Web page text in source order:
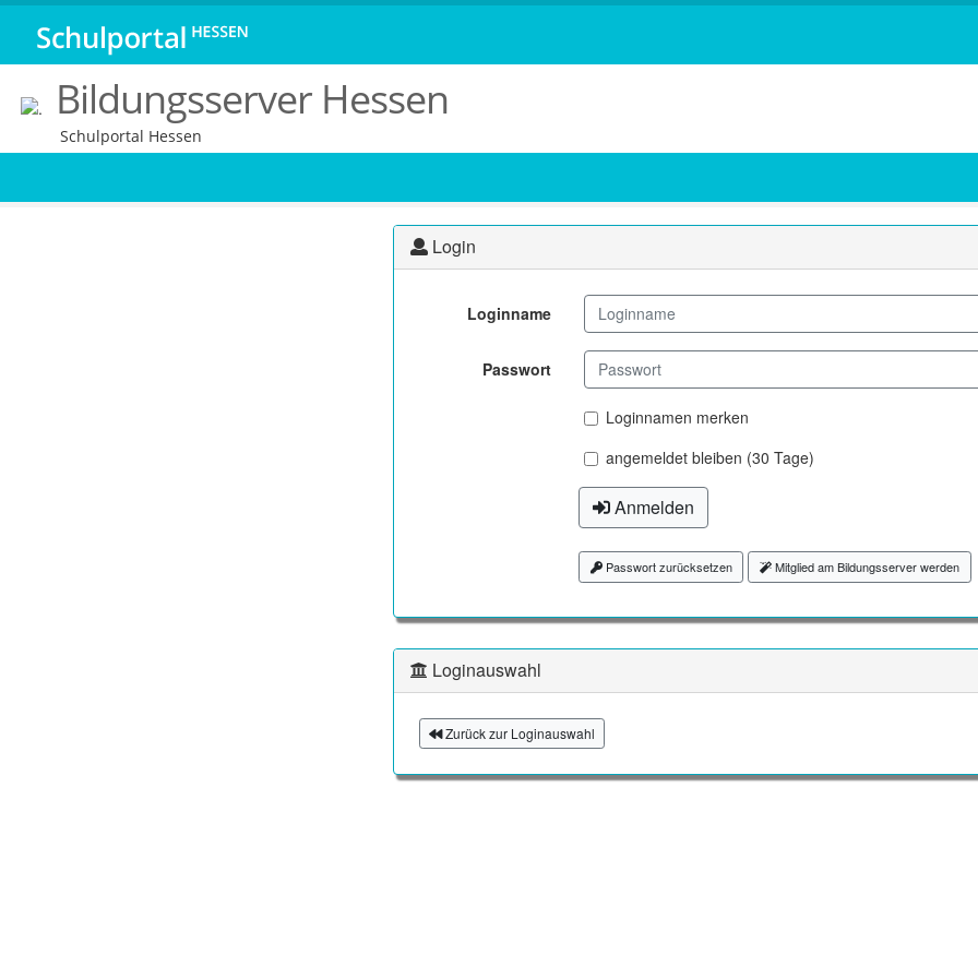
Bildungsserver Hessen
Schulportal Hessen
Login
Loginname
Passwort
Loginnamen merken
angemeldet bleiben (30 Tage)
Anmelden
Passwort zurücksetzen Mitglied am Bildungsserver werden
Loginauswahl
Zurück zur Loginauswahl